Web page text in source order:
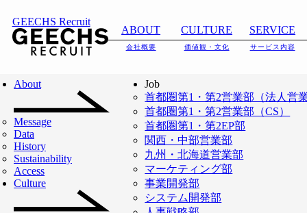
GEECHS Recruit
ABOUT
会社概要
CULTURE
価値観・文化
SERVICE
サービス内容
About
Message
Data
History
Sustainability
Access
Culture
Job
首都圏第1・第2営業部（法人営
首都圏第1・第2営業部（CS）
首都圏第1・第2EP部
関西・中部営業部
九州・北海道営業部
マーケティング部
事業開発部
システム開発部
想いを語る。地方からギーク
スを熱く盛り上げる
CAREER